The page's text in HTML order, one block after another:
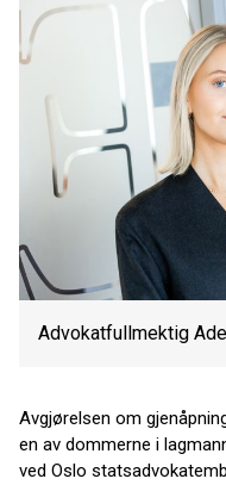
Advokatfullmektig
Avgjørelsen om
en av dommerne i
ved Oslo